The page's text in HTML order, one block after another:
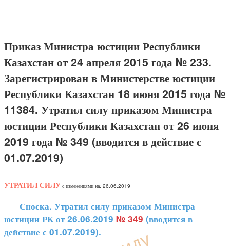
Приказ Министра юстиции Республики
Казахстан от 24 апреля 2015 года № 233.
Зарегистрирован в Министерстве юстиции
Республики Казахстан 18 июня 2015 года №
11384. Утратил силу приказом Министра
юстиции Республики Казахстан от 26 июня
2019 года № 349 (вводится в действие с
01.07.2019)
УТРАТИЛ СИЛУ с изменениями на: 26.06.2019
Сноска. Утратил силу приказом Министра
юстиции РК от 26.06.2019 № 349 (вводится в
действие с 01.07.2019).